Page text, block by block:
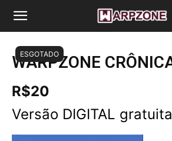
WarpZone
ESGOTADO
WARPZONE
R$20
Versão DIGITAL